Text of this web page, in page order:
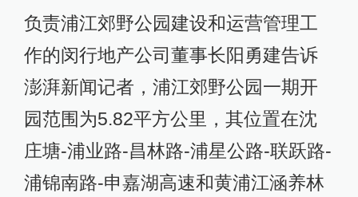
负责浦江郊野公园建设和运营管理工
作的闵行地产公司董事长阳勇建告诉
澎湃新闻记者，浦江郊野公园一期开
园范围为5.82平方公里，其位置在沈
庄塘-浦业路-昌林路-浦星公路-联跃路-
浦锦南路-申嘉湖高速和黄浦江涵养林